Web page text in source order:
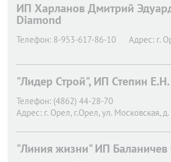
ИП Харланов Дмитрий
Diamond
Телефон: 8-953-617-86-10 Адрес: г.
"Лидер Строй", ИП Степин Е.Н.
Телефон: (4862) 44-28-70
Адрес: г. Орел, г.Орел, ул. Московская,
"Линия жизни" ИП Баланичев